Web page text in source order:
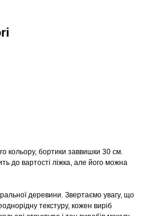
кольору, бортики заввишки 30 см.
до вартості ліжка, але його можна
деревини. Звертаємо увагу, що
текстуру, кожен виріб